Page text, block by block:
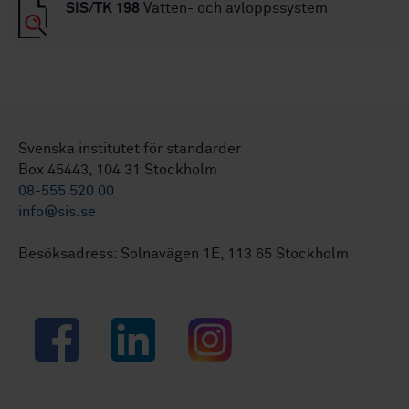
SIS/TK 198 Vatten- och avloppssystem
Svenska institutet för standarder
Box 45443, 104 31 Stockholm
08-555 520 00
info@sis.se
Besöksadress: Solnavägen 1E, 113 65 Stockholm
Facebook LinkedIn Instagram